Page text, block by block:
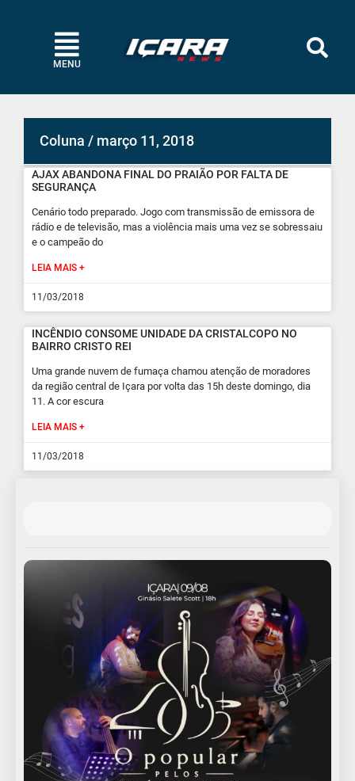
MENU
Coluna / março 11, 2018
AJAX ABANDONA FINAL DO PRAIÃO POR FALTA DE
SEGURANÇA
Cenário todo preparado. Jogo com transmissão de emissora de
rádio e de televisão, mas a violência mais uma vez se sobressaiu
e o campeão do
LEIA MAIS +
11/03/2018
INCÊNDIO CONSOME UNIDADE DA CRISTALCOPO NO
BAIRRO CRISTO REI
Uma grande nuvem de fumaça chamou atenção de moradores
da região central de Içara por volta das 15h deste domingo, dia
11. A cor escura
LEIA MAIS +
11/03/2018